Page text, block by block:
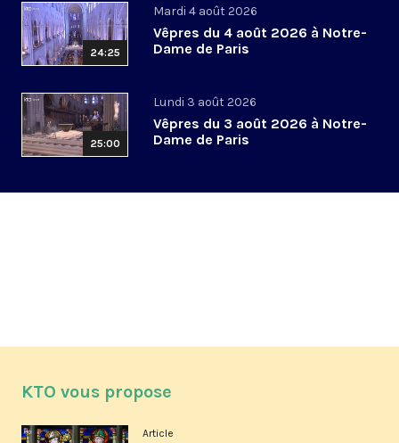
24:25
Mardi 4 août 2026
Vêpres du 4 août 2026 à Notre-
Dame de Paris
25:00
Lundi 3 août 2026
Vêpres du 3 août 2026 à Notre-
Dame de Paris
KTO vous propose
Article